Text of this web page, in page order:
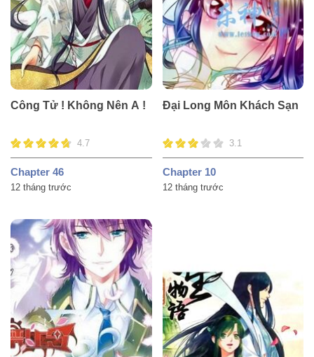
Công Tử ! Không Nên A !
4.7
Chapter 46
12 tháng trước
Đại Long Môn Khách Sạn
3.1
Chapter 10
12 tháng trước